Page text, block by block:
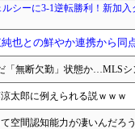
シーに3-1逆転勝利！新加
也との鮮やか連携から同
「無断欠勤」状態か…MLS
太郎に例えられる説ｗｗｗ
空間認知能力が凄いんだろ